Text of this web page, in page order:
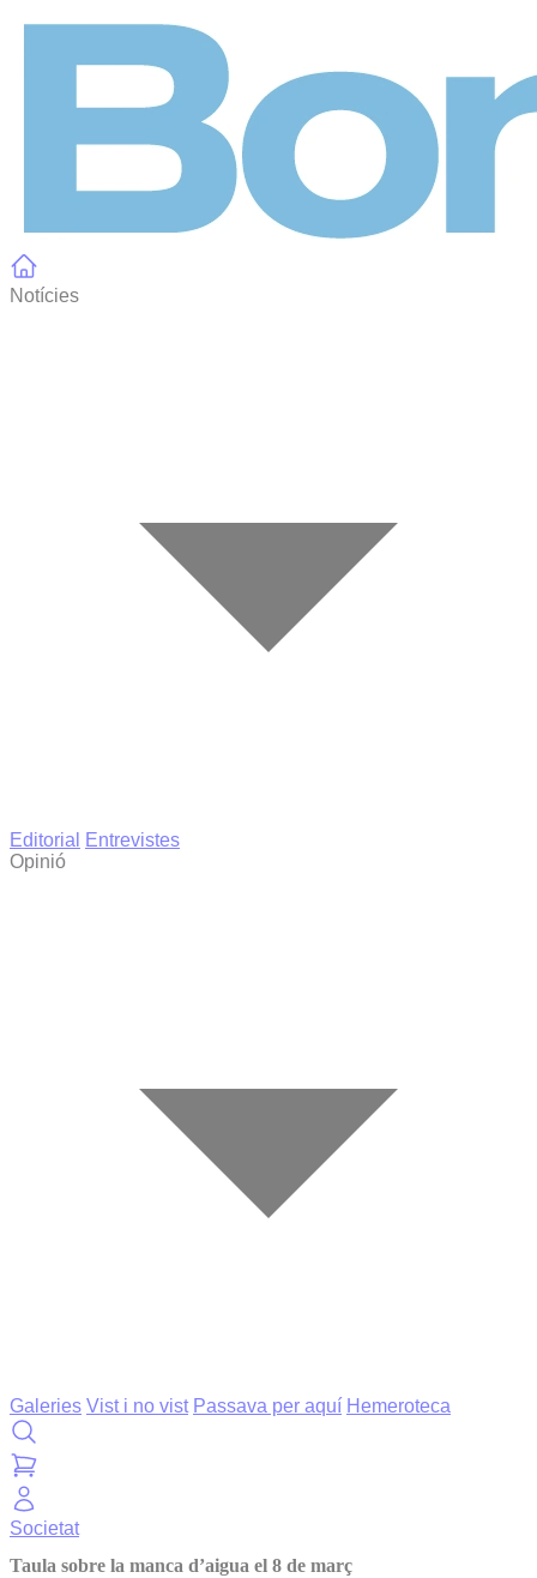
Notícies
Editorial
Entrevistes
Opinió
Galeries Vist i no vist Passava per aquí Hemeroteca
Societat
Taula sobre la manca d’aigua el 8 de març